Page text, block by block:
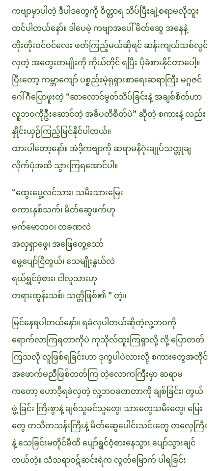
ကဗျာမှာပါတဲ့ ဒီပါဒတွေကို ဝိတ္တာရ သိပ်ပြီးချဲ့စရာမလိုဘူး
ထင်ပါတယ်နော်။ ဒါပေမဲ့ ကဗျာအပေါ် မိတ်ဆွေ အနေနဲ့
တိုးတိုးဝင်ဝင်လေး ဖတ်ကြည့်မယ်ဆိုရင် ဆန်းကျယ်သစ်လွင်
လှတဲ့ အတွေးတမျိုးကို ကိုယ်တိုင် ရပြီး ပိုခံစားနိုင်တာပေါ့။
ပြီးတော့ ကမ္ဘာကျော် ပစ္စည်းမဲ့ရုရှားစာရေးဆရာကြီး မဂ္ဂဇင်
ဂေါ်ဂီပြောဖူးတဲ့ “ဆာလောင်မွတ်သိပ်ခြင်းနဲ့ အချစ်စိတ်ဟာ
လူ့ဘဝကိုဦးဆောင်တဲ့ အဓိပတိစိတ်ပဲ” ဆိုတဲ့ စကားနဲ့ လည်း
နှိုင်းယှဉ်ကြည့်မြင်နိုင်ပါတယ်။
ထားပါတော့နော်။ အဲဒီ့ကဗျာကို ဆရာမနိဂုံးချုပ်သတ္တုချ
လိုက်ပုံအထိ သွားကြရအောင်ပါ။
“ထွေးပွေ့လင်သား၊ သမီးသားမြေး
စကားနှစ်သက်၊ မိတ်ဆွေဖက်ဟု
မက်မောဘဝ၊ တခဏလဲ
အလှရှာဖွေ၊ အဖြေတွေ့သော်
မွေ့ပျော်ငြိတွယ်၊ သေမျိုးနွယ်လဲ
ရယ်ရွှင်ဝံ့စား၊ ငါလူသားဟု
တရားထွန်းသစ်၊ သတ္တိဖြစ်၏ ” တဲ့။
မြင်နေရပါတယ်နော်။ ရခဲလှပါတယ်ဆိုတဲ့လူ့ဘဝကို
ရောက်လာကြရတာကိုပဲ ကုသိုလ်ထူးကြရှာလို့ လို့ ပြောတတ်
ကြသလို လူဖြစ်ရခြင်းဟာ ဒုက္ခပါပဲလားလို့ စကားတွေအတိုင်
အဖောက်မညီဖြစ်တတ်ကြ တဲ့လောကကြီးမှာ ဆရာမ
ကတော့ ဟောဒီ့ရခဲလှတဲ့ လူ့ဘဝခဏတာကို ချစ်ခြင်း၊ တွယ်
ဖွဲ့ ခြင်း ကြီးစွာနဲ့ ချစ်သူခင်သူတွေ၊ သားတွေသမီးတွေ၊ မြေး
တွေ တသီတသန်းကြီးနဲ့ မိတ်ဆွေပေါင်းသင်းတွေ တလှေကြီး
နဲ့ သေခြင်းမတိုင်မီထိ ပျော်ရွင်ဝံ့စားနေသွား ပျော်သွားချင်
တယ်တဲ့။ သံသရာဝဋ်ဆင်းရဲက လွတ်မြောက် ပါရခြင်း